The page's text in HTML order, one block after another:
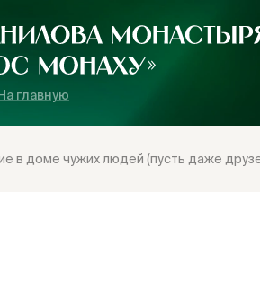
главную
в доме чужих людей (пусть даже